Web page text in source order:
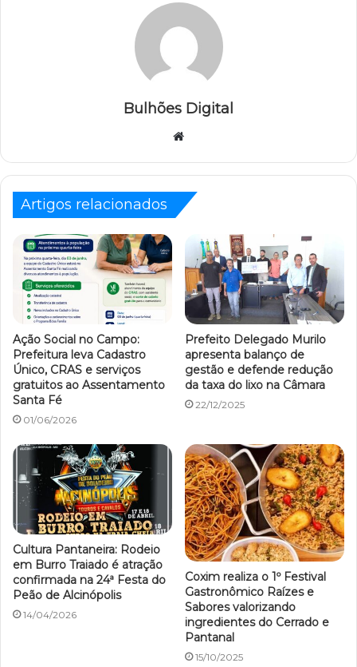
Bulhões Digital
Website
Artigos relacionados
Ação Social no Campo:
Prefeitura leva Cadastro
Único, CRAS e serviços
gratuitos ao Assentamento
Santa Fé
01/06/2026
Prefeito Delegado Murilo
apresenta balanço de
gestão e defende redução
da taxa do lixo na Câmara
22/12/2025
Cultura Pantaneira: Rodeio
em Burro Traiado é atração
confirmada na 24ª Festa do
Peão de Alcinópolis
14/04/2026
Coxim realiza o 1º Festival
Gastronômico Raízes e
Sabores valorizando
ingredientes do Cerrado e
Pantanal
15/10/2025